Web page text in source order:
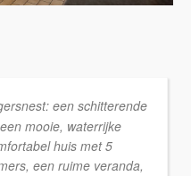
een schitterende
mooie, waterrijke
huis met 5
een ruime veranda,